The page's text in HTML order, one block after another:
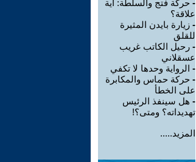
- حركة فتج والسلطة: أية
علاقة؟
- زيارة بايدن المثيرة
للقلق
- رحيل الكاتب غريب
عسقلاني
- الرواية وحدها لا تكفي
- حركة حماس والمكابرة
على الخطأ
- هل سينفذ الرئيس
تهديداته؟ ومتى؟!
المزيد.....